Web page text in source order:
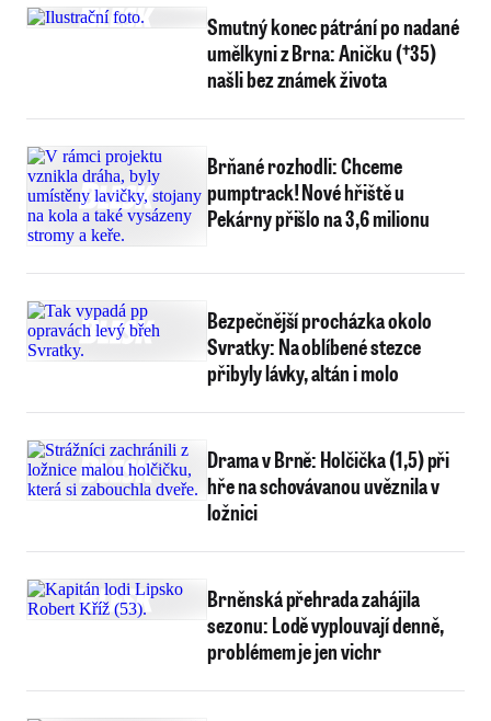
Smutný konec pátrání po nadané
umělkyni z Brna: Aničku (†35)
našli bez známek života
Brňané rozhodli: Chceme
pumptrack! Nové hřiště u
Pekárny přišlo na 3,6 milionu
Bezpečnější procházka okolo
Svratky: Na oblíbené stezce
přibyly lávky, altán i molo
Drama v Brně: Holčička (1,5) při
hře na schovávanou uvěznila v
ložnici
Brněnská přehrada zahájila
sezonu: Lodě vyplouvají denně,
problémem je jen vichr